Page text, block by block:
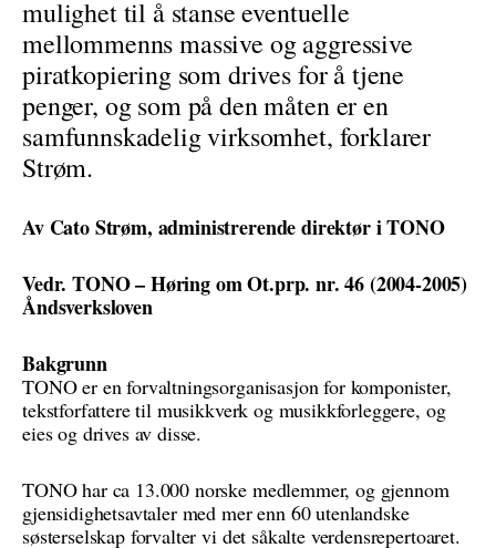
mulighet til å stanse eventuelle
mellommenns massive og aggressive
piratkopiering som drives for å tjene
penger, og som på den måten er en
samfunnskadelig virksomhet, forklarer
Strøm.
Av Cato Strøm, administrerende direktør i TONO
Vedr. TONO – Høring om Ot.prp. nr. 46 (2004-2005)
Åndsverksloven
Bakgrunn
TONO er en forvaltningsorganisasjon for komponister,
tekstforfattere til musikkverk og musikkforleggere, og
eies og drives av disse.
TONO har ca 13.000 norske medlemmer, og gjennom
gjensidighetsavtaler med mer enn 60 utenlandske
søsterselskap forvalter vi det såkalte verdensrepertoaret.